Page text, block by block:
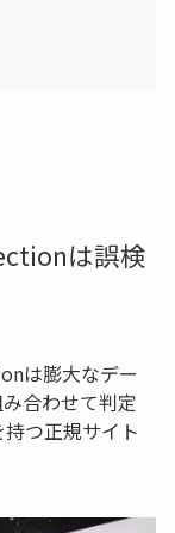
は誤検
は膨大なデー
合わせて判定
つ正規サイト